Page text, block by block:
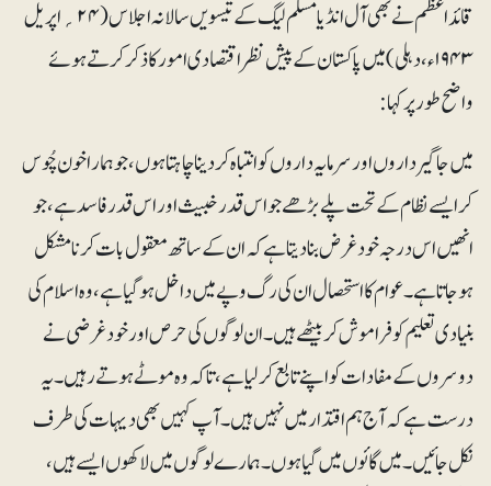
قائداعظم نے بھی آل انڈیا مسلم لیگ کے تیسویں سالانہ اجلاس (۲۴؍اپریل
۱۹۴۳ء، دہلی) میں پاکستان کے پیش نظر اقتصادی امور کا ذکر کرتے ہوئے
واضح طور پر کہا:
میں جاگیرداروں اور سرمایہ داروں کو انتباہ کردینا چاہتا ہوں، جو ہمارا خون چُوس
کر ایسے نظام کے تحت پلے بڑھے جو اس قدر خبیث اور اس قدر فاسد ہے، جو
انھیں اس درجہ خودغرض بنادیتا ہے کہ ان کے ساتھ معقول بات کرنا مشکل
ہوجاتا ہے۔ عوام کا استحصال ان کی رگ و پے میں داخل ہوگیاہے، وہ اسلام کی
بنیادی تعلیم کو فراموش کربیٹھے ہیں۔ ان لوگوں کی حرص اور خودغرضی نے
دوسروں کے مفادات کو اپنے تابع کرلیا ہے، تاکہ وہ موٹے ہوتے رہیں۔ یہ
درست ہے کہ آج ہم اقتدار میں نہیں ہیں۔ آپ کہیں بھی دیہات کی طرف
نکل جائیں۔ میں گائوں میں گیا ہوں۔ ہمارے لوگوں میں لاکھوں ایسے ہیں،